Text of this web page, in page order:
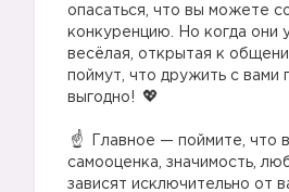
опасаться, что вы можете
конкуренцию. Но когда они
весёлая, открытая к
поймут, что дружить с вами
выгодно!
Главное — поймите, что
самооценка, значимость,
зависят исключительно от